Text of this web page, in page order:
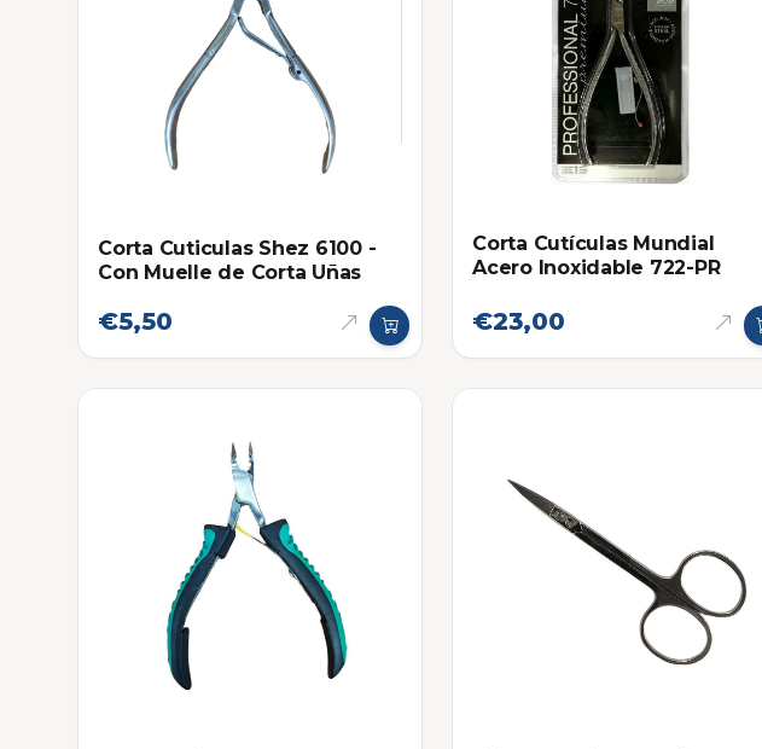
Corta Cuticulas Shez 6100 -
Con Muelle de Corta Uñas
€5,50
Corta Cutículas Mundial
Acero Inoxidable 722-PR
€23,00